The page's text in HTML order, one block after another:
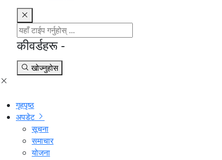
कीवर्डहरू -
खोज्नुहोस
गृहपृष्ठ
अपडेट
सूचना
समाचार
योजना